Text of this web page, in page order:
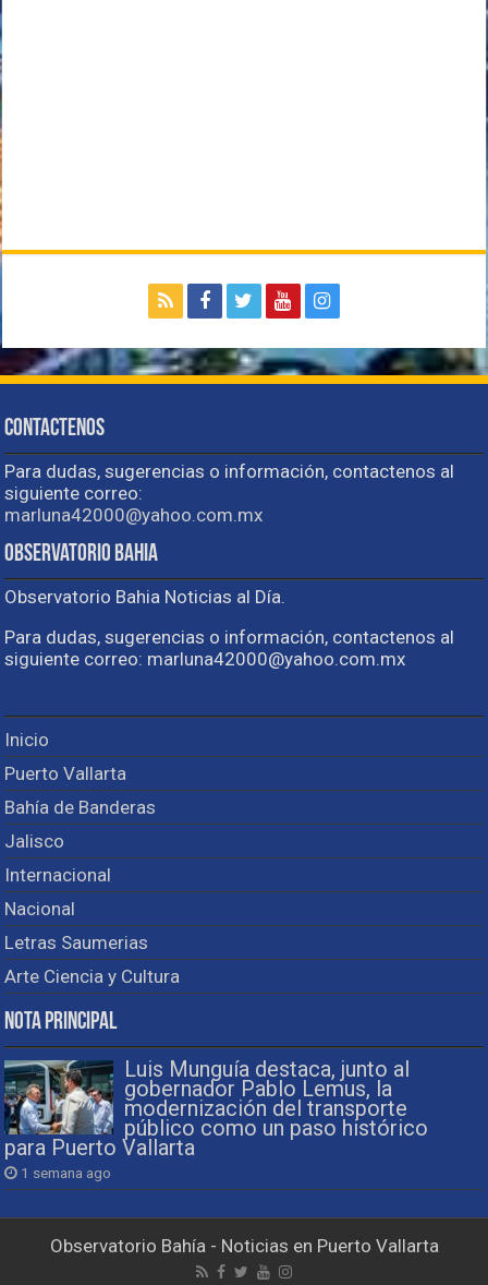
Contactenos
Para dudas, sugerencias o información, contactenos al
siguiente correo:
marluna42000@yahoo.com.mx
Observatorio Bahia
Observatorio Bahia Noticias al Día.
Para dudas, sugerencias o información, contactenos al
siguiente correo: marluna42000@yahoo.com.mx
Inicio
Puerto Vallarta
Bahía de Banderas
Jalisco
Internacional
Nacional
Letras Saumerias
Arte Ciencia y Cultura
Nota Principal
Luis Munguía destaca, junto al
gobernador Pablo Lemus, la
modernización del transporte
público como un paso histórico
para Puerto Vallarta
1 semana ago
Observatorio Bahía - Noticias en Puerto Vallarta